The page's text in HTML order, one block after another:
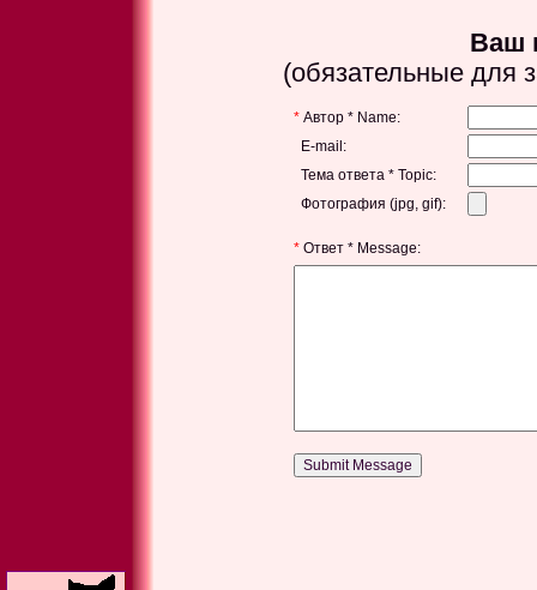
Ваш
(обязательные для
* Автор * Name:
E-mail:
Тема ответа * Topic:
Фотография (jpg, gif):
* Ответ * Message: